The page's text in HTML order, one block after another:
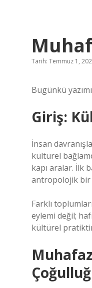
Tarih: Temmuz 1,
Bugünkü
Giriş:
İnsan
kültürel
kapı aralar. İlk
antropolojik bir
Farklı
eylemi değil;
kültürel